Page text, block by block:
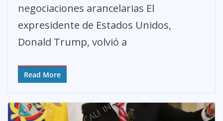
negociaciones arancelarias El
expresidente de Estados Unidos,
Donald Trump, volvió a
Read More